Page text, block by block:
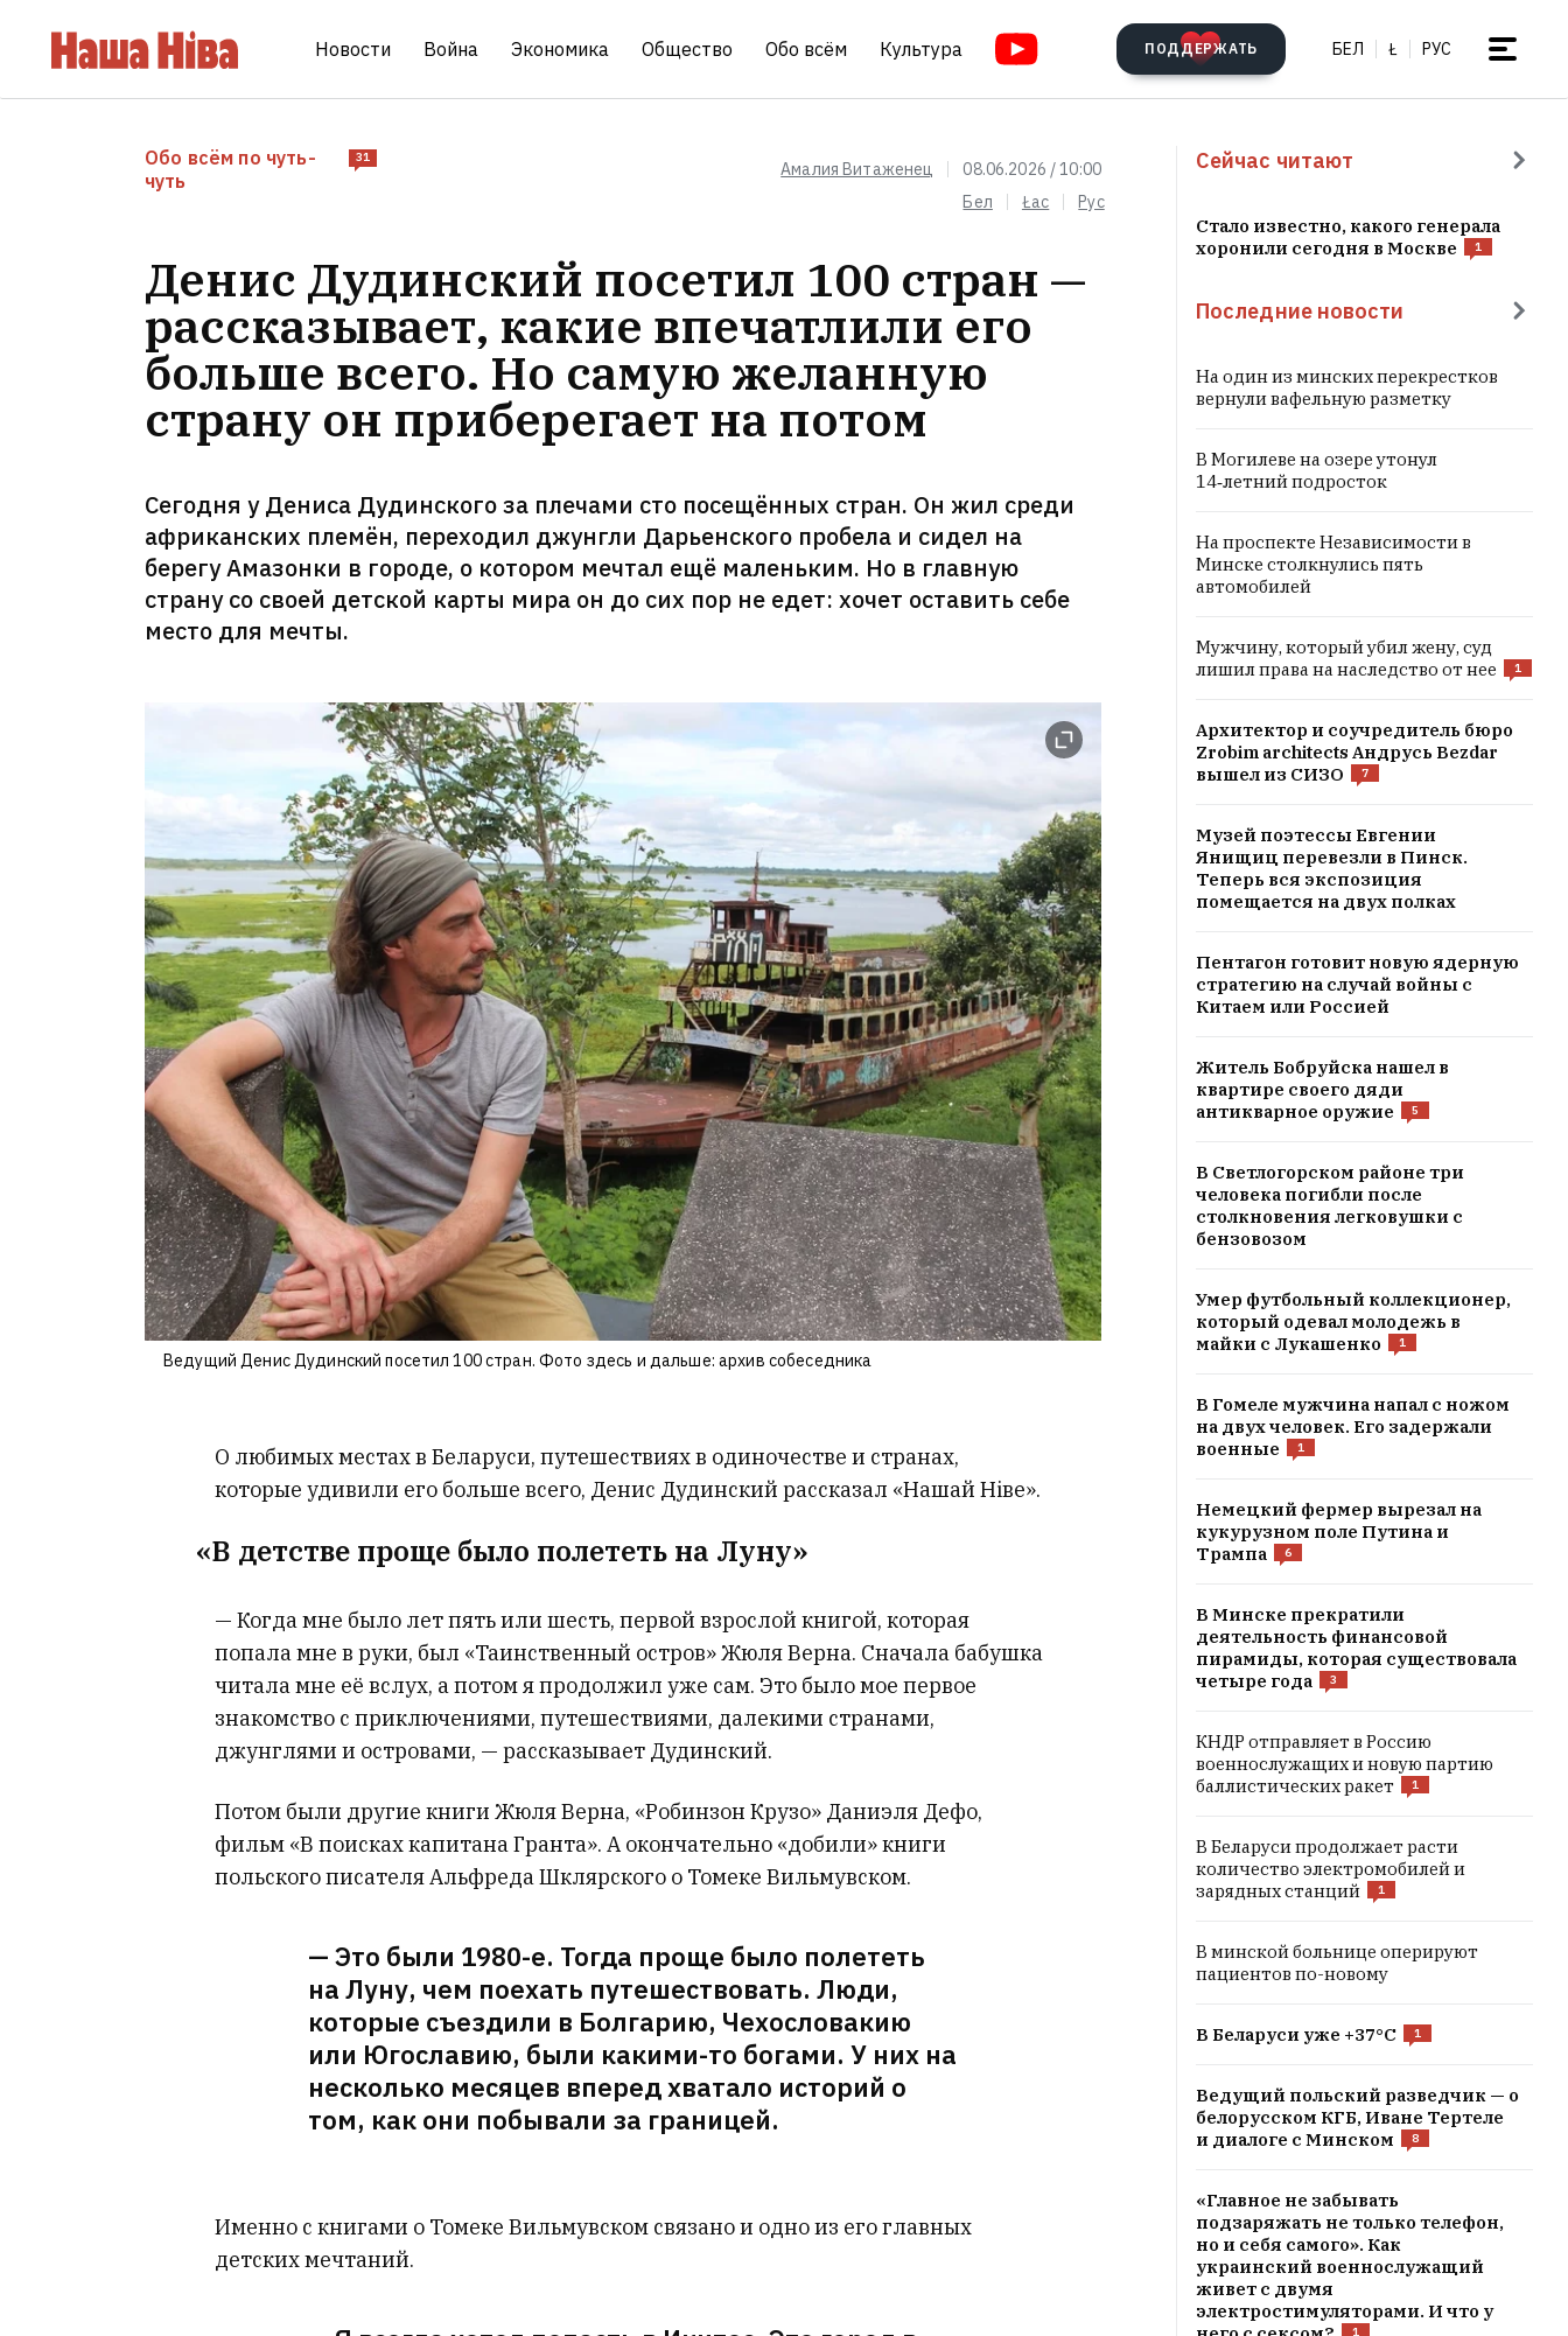
Новости Война Экономика Общество Обо всём Культура ПОДДЕРЖАТЬ БЕЛ Ł РУС
Обо всём по чуть-
чуть
31
Амалия Витаженец
08.06.2026 / 10:00
Бел
Łac Рус
Денис Дудинский посетил 100 стран —
рассказывает, какие впечатлили его
больше всего. Но самую желанную
страну он приберегает на потом
Сегодня у Дениса Дудинского за плечами сто посещённых стран. Он жил среди
африканских племён, переходил джунгли Дарьенского пробела и сидел на
берегу Амазонки в городе, о котором мечтал ещё маленьким. Но в главную
страну со своей детской карты мира он до сих пор не едет: хочет оставить себе
место для мечты.
Ведущий Денис Дудинский посетил 100 стран. Фото здесь и дальше: архив собеседника
О любимых местах в Беларуси, путешествиях в одиночестве и странах,
которые удивили его больше всего, Денис Дудинский рассказал «Нашай Ніве».
«В детстве проще было полететь на Луну»
— Когда мне было лет пять или шесть, первой взрослой книгой, которая
попала мне в руки, был «Таинственный остров» Жюля Верна. Сначала бабушка
читала мне её вслух, а потом я продолжил уже сам. Это было мое первое
знакомство с приключениями, путешествиями, далекими странами,
джунглями и островами, — рассказывает Дудинский.
Потом были другие книги Жюля Верна, «Робинзон Крузо» Даниэля Дефо,
фильм «В поисках капитана Гранта». А окончательно «добили» книги
польского писателя Альфреда Шклярского о Томеке Вильмувском.
— Это были 1980-е. Тогда проще было полететь
на Луну, чем поехать путешествовать. Люди,
которые съездили в Болгарию, Чехословакию
или Югославию, были какими-то богами. У них на
несколько месяцев вперед хватало историй о
том, как они побывали за границей.
Именно с книгами о Томеке Вильмувском связано и одно из его главных
детских мечтаний.
Сейчас читают
Стало известно, какого генерала
хоронили сегодня в Москве
1
Последние новости
На один из минских перекрестков
вернули вафельную разметку
В Могилеве на озере утонул
14‑летний подросток
На проспекте Независимости в
Минске столкнулись пять
автомобилей
Мужчину, который убил жену, суд
лишил права на наследство от нее
1
Архитектор и соучредитель бюро
Zrobim architects Андрусь Bezdar
вышел из СИЗО
7
Музей поэтессы Евгении
Янищиц перевезли в Пинск.
Теперь вся экспозиция
помещается на двух полках
Пентагон готовит новую ядерную
стратегию на случай войны с
Китаем или Россией
Житель Бобруйска нашел в
квартире своего дяди
антикварное оружие
5
В Светлогорском районе три
человека погибли после
столкновения легковушки с
бензовозом
Умер футбольный коллекционер,
который одевал молодежь в
майки с Лукашенко
1
В Гомеле мужчина напал с ножом
на двух человек. Его задержали
военные
1
Немецкий фермер вырезал на
кукурузном поле Путина и
Трампа
6
В Минске прекратили
деятельность финансовой
пирамиды, которая существовала
четыре года
3
КНДР отправляет в Россию
военнослужащих и новую партию
баллистических ракет
1
В Беларуси продолжает расти
количество электромобилей и
зарядных станций
1
В минской больнице оперируют
пациентов по-новому
В Беларуси уже +37°C 1
Ведущий польский разведчик — о
белорусском КГБ, Иване Тертеле
и диалоге с Минском
8
«Главное не забывать
подзаряжать не только телефон,
но и себя самого». Как
украинский военнослужащий
живет с двумя
электростимуляторами. И что у
1